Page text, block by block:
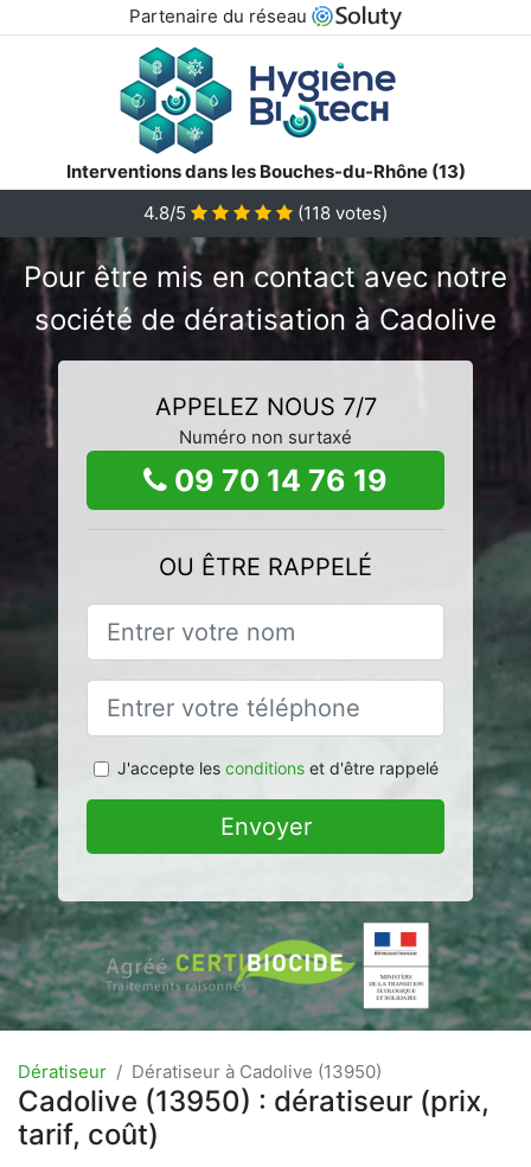
Partenaire du réseau
Interventions dans les Bouches-du-Rhône (13)
4.8/5
(118 votes)
Pour être mis en contact avec notre
société de dératisation à Cadolive
APPELEZ NOUS 7/7
Numéro non surtaxé
09 70 14 76 19
OU ÊTRE RAPPELÉ
J'accepte les conditionset d'être rappelé
Envoyer
Dératiseur Dératiseur à Cadolive (13950)
Cadolive (13950) : dératiseur (prix,
tarif, coût)